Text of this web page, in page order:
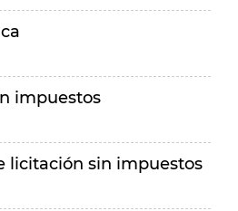
impuestos
licitación sin impuestos